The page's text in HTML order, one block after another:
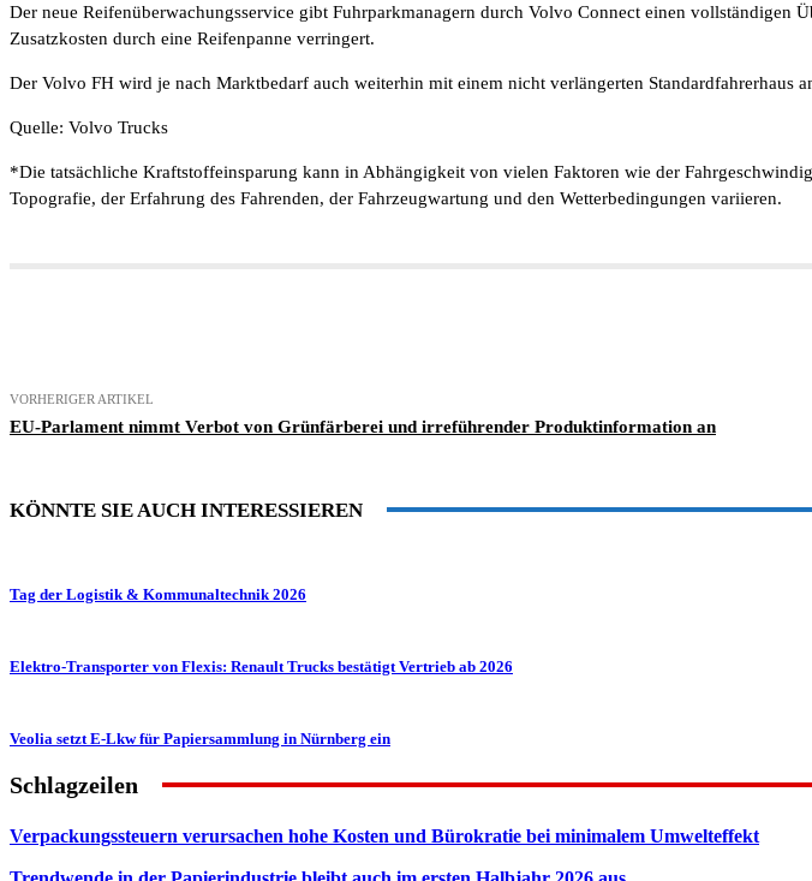
Der neue Reifenüberwachungsservice gibt Fuhrparkmanagern durch Volvo Connect einen
Zusatzkosten durch eine Reifenpanne verringert.
Der Volvo FH wird je nach Marktbedarf auch weiterhin mit einem nicht verlängerten Standardfahrerhaus
Quelle: Volvo Trucks
*Die tatsächliche Kraftstoffeinsparung kann in Abhängigkeit von vielen Faktoren wie der
Topografie, der Erfahrung des Fahrenden, der Fahrzeugwartung und den Wetterbedingungen variieren.
VORHERIGER ARTIKEL
EU-Parlament nimmt Verbot von Grünfärberei und irreführender Produktinformation an
KÖNNTE SIE AUCH INTERESSIEREN
Tag der Logistik & Kommunaltechnik 2026
Elektro-Transporter von Flexis: Renault Trucks bestätigt Vertrieb ab 2026
Veolia setzt E-Lkw für Papiersammlung in Nürnberg ein
Schlagzeilen
Verpackungssteuern verursachen hohe Kosten und Bürokratie bei minimalem Umwelteffekt